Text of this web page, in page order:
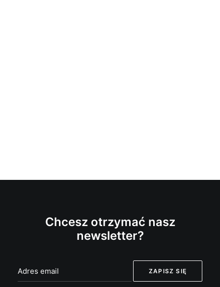
Chcesz otrzymać nasz
newsletter?